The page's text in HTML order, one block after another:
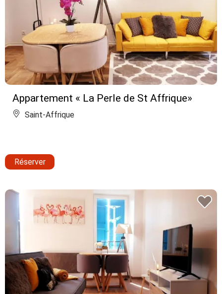
Appartement « La Perle de St Affrique»
Saint-Affrique
Réserver